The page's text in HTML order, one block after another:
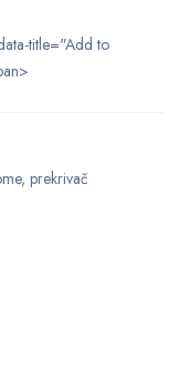
title="Add to
, prekrivač